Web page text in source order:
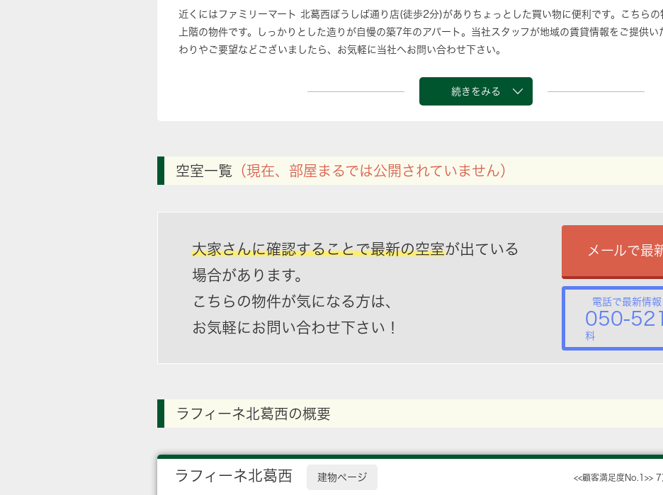
近くにはファミリーマート 北葛西ぼうしば通り店(徒歩2分)がありちょっとした買い物に便利です。こちらの
上階の物件です。しっかりとした造りが自慢の築7年のアパート。当社スタッフが地域の賃貸情報をご提供い
わりやご要望などございましたら、お気軽に当社へお問い合わせ下さい。
続きをみる
空室一覧 （現在、部屋まるでは公開されていません）
大家さんに確認することで最新の空室が出ている
場合があります。
こちらの物件が気になる方は、
お気軽にお問い合わせ下さい！
メールで最
電話で最新情
050-
料
ラフィーネ北葛西の概要
ラフィーネ北葛西 建物ページ <<顧客満足度No.1>> 7